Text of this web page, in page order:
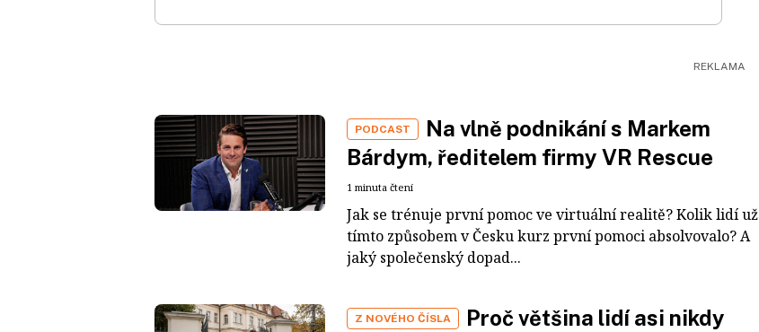
PODCAST
Na vlně podnikání s Markem
Bárdym, ředitelem firmy VR Rescue
1 minuta čtení
Jak se trénuje první pomoc ve virtuální realitě? Kolik lidí už
tímto způsobem v Česku kurz první pomoci absolvovalo? A
jaký společenský dopad...
Z NOVÉHO ČÍSLA
Proč většina lidí asi nikdy